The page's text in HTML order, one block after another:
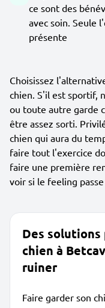
ce sont des
avec soin. Seule
présente
Choisissez
chien. S'il est sportif,
ou toute autre garde
être assez sorti.
chien qui aura du
faire tout l'exercice
faire une première
voir si le feeling
Des
chien à
ruiner
Faire garder son